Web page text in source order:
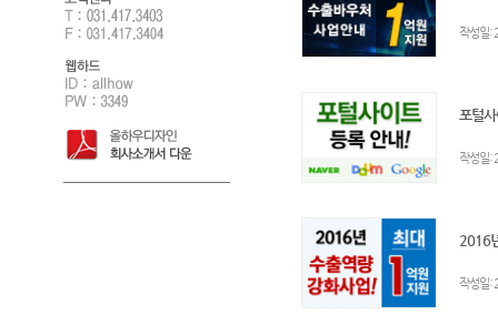
작성일
포털
작성일
2016
작성일